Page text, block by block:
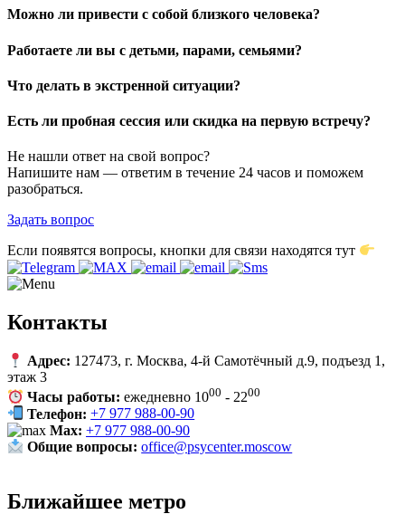
Можно ли привести с собой близкого человека?
Работаете ли вы с детьми, парами, семьями?
Что делать в экстренной ситуации?
Есть ли пробная сессия или скидка на первую встречу?
Не нашли ответ на свой вопрос?
Напишите нам — ответим в течение 24 часов и поможем
разобраться.
Задать вопрос
Если появятся вопросы, кнопки для связи находятся тут
Контакты
Адрес: 127473, г. Москва,4-й Самотёчный д.9, подъезд 1,
этаж 3
Часы работы: ежедневно 1000 - 2200
Телефон: +7 977 988-00-90
Max: +7 977 988-00-90
Общие вопросы: office@psycenter.moscow
Ближайшее метро